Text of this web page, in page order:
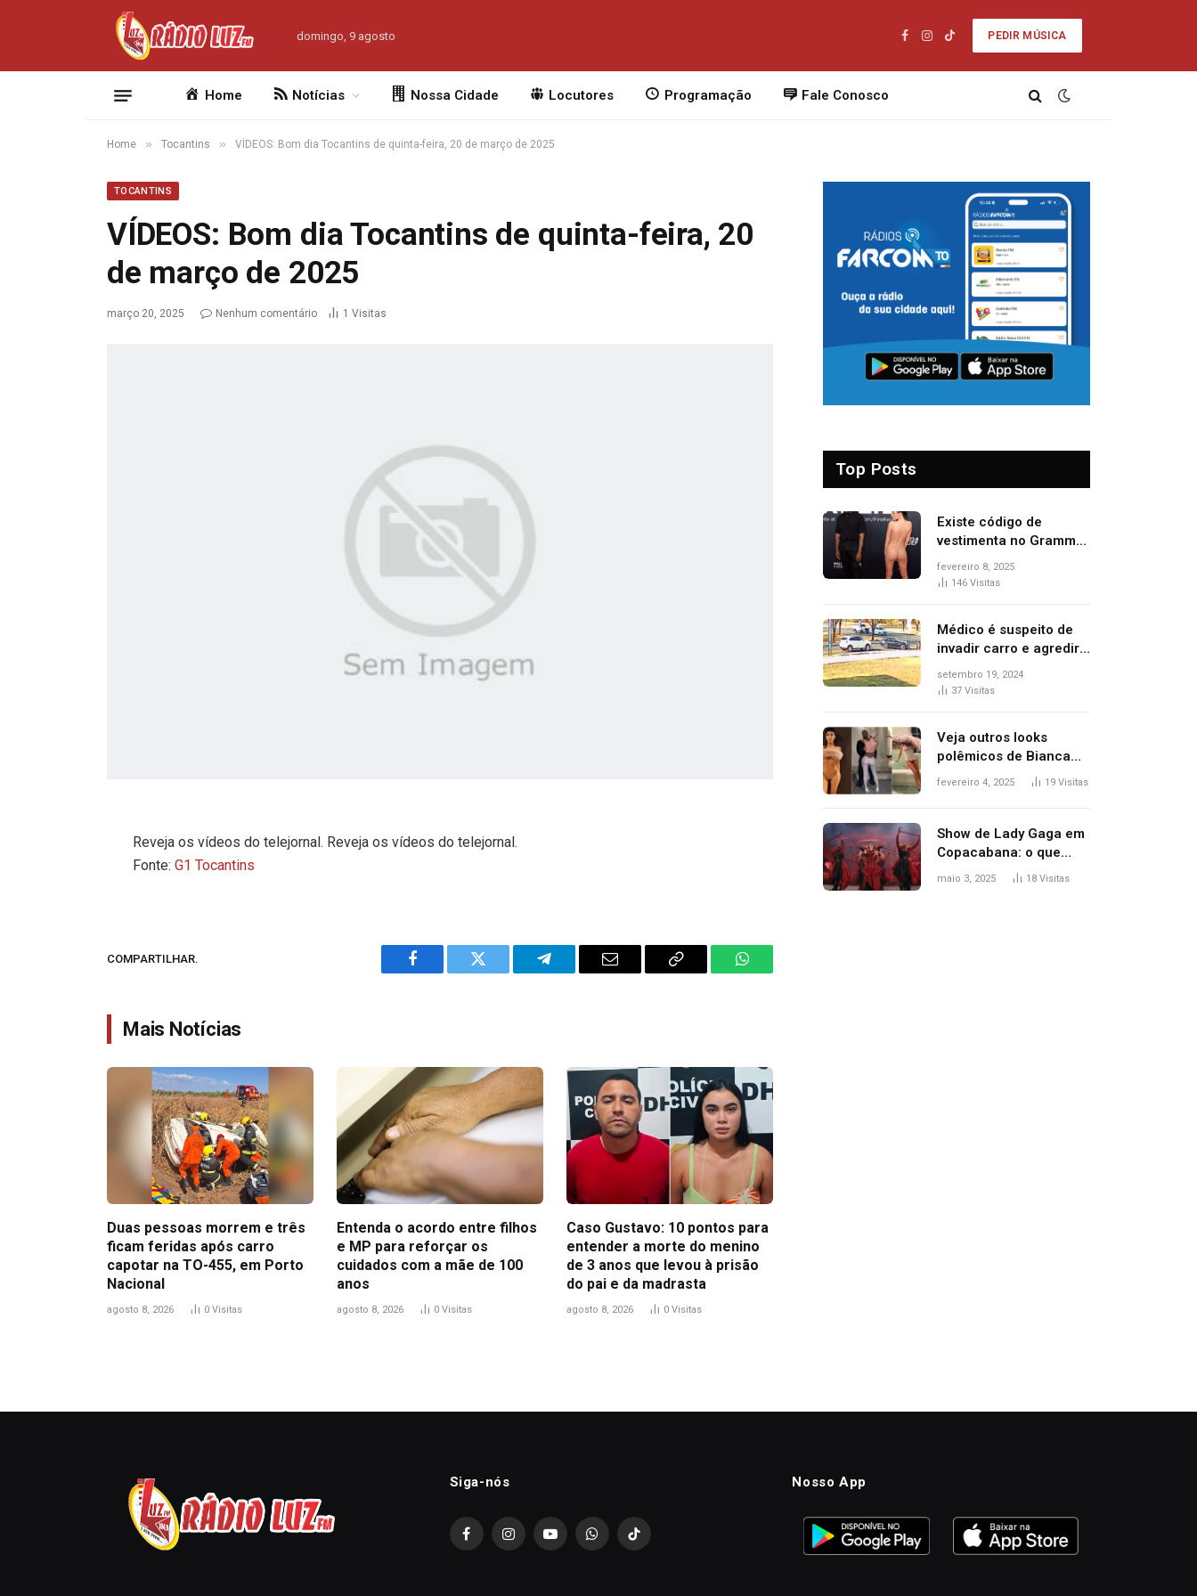
domingo, 9 agosto
Facebook
Instagram
TikTok
PEDIR MÚSICA
Home Notícias Nossa Cidade Locutores Programação Fale Conosco
Home » Tocantins » VÍDEOS: Bom dia Tocantins de quinta-feira, 20 de março de 2025
TOCANTINS
VÍDEOS: Bom dia Tocantins de quinta-feira, 20
de março de 2025
março 20, 2025 Nenhum comentário 1 Visitas
Reveja os vídeos do telejornal. Reveja os vídeos do telejornal.
Fonte:G1 Tocantins
COMPARTILHAR.
Facebook Twitter Telegram Email
Copy
WhatsApp
Mais Notícias
Duas pessoas morrem e três
ficam feridas após carro
capotar na TO-455, em Porto
Nacional
agosto 8, 2026 0 Visitas
Entenda o acordo entre filhos
e MP para reforçar os
cuidados com a mãe de 100
anos
agosto 8, 2026 0 Visitas
Caso Gustavo: 10 pontos para
entender a morte do menino
de 3 anos que levou à prisão
do pai e da madrasta
agosto 8, 2026 0 Visitas
Top Posts
Existe código de
vestimenta no Grammy?
Questionamento surgiu
após Bianca Censori,
premiação
fevereiro 8, 2025
146 Visitas
Médico é suspeito de
invadir carro e agredir
delegado aposentado
durante confusão no
setembro 19, 2024
37 Visitas
Veja outros looks
polêmicos de Bianca
Censori, esposa de
Grammy 2025
fevereiro 4, 2025 19 Visitas
Show de Lady Gaga em
Copacabana: o que
esperar, horários,
maio 3, 2025 18 Visitas
Siga-nós
FacebookInstagramYouTubeWhatsAppTikTok
Nosso App